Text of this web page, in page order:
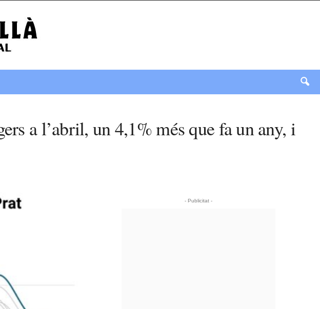
a l’abril, un 4,1% més que fa un any, i
- Publicitat -